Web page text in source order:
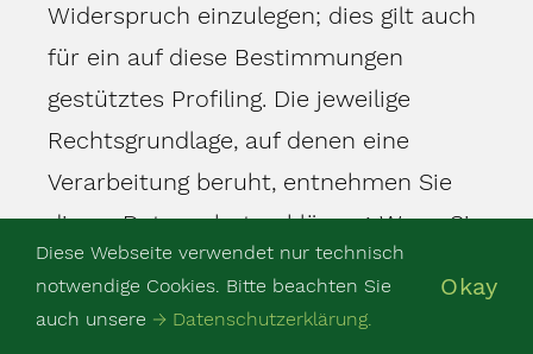
Widerspruch einzulegen; dies gilt auch
für ein auf diese Bestimmungen
gestütztes Profiling. Die jeweilige
Rechtsgrundlage, auf denen eine
Verarbeitung beruht, entnehmen Sie
dieser Datenschutzerklärung. Wenn Sie
Widerspruch einlegen, werden wir Ihre
betroffenen personenbezogenen Daten
Diese Webseite verwendet nur technisch
notwendige Cookies. Bitte beachten Sie
auch unsere → Datenschutzerklärung.
Okay